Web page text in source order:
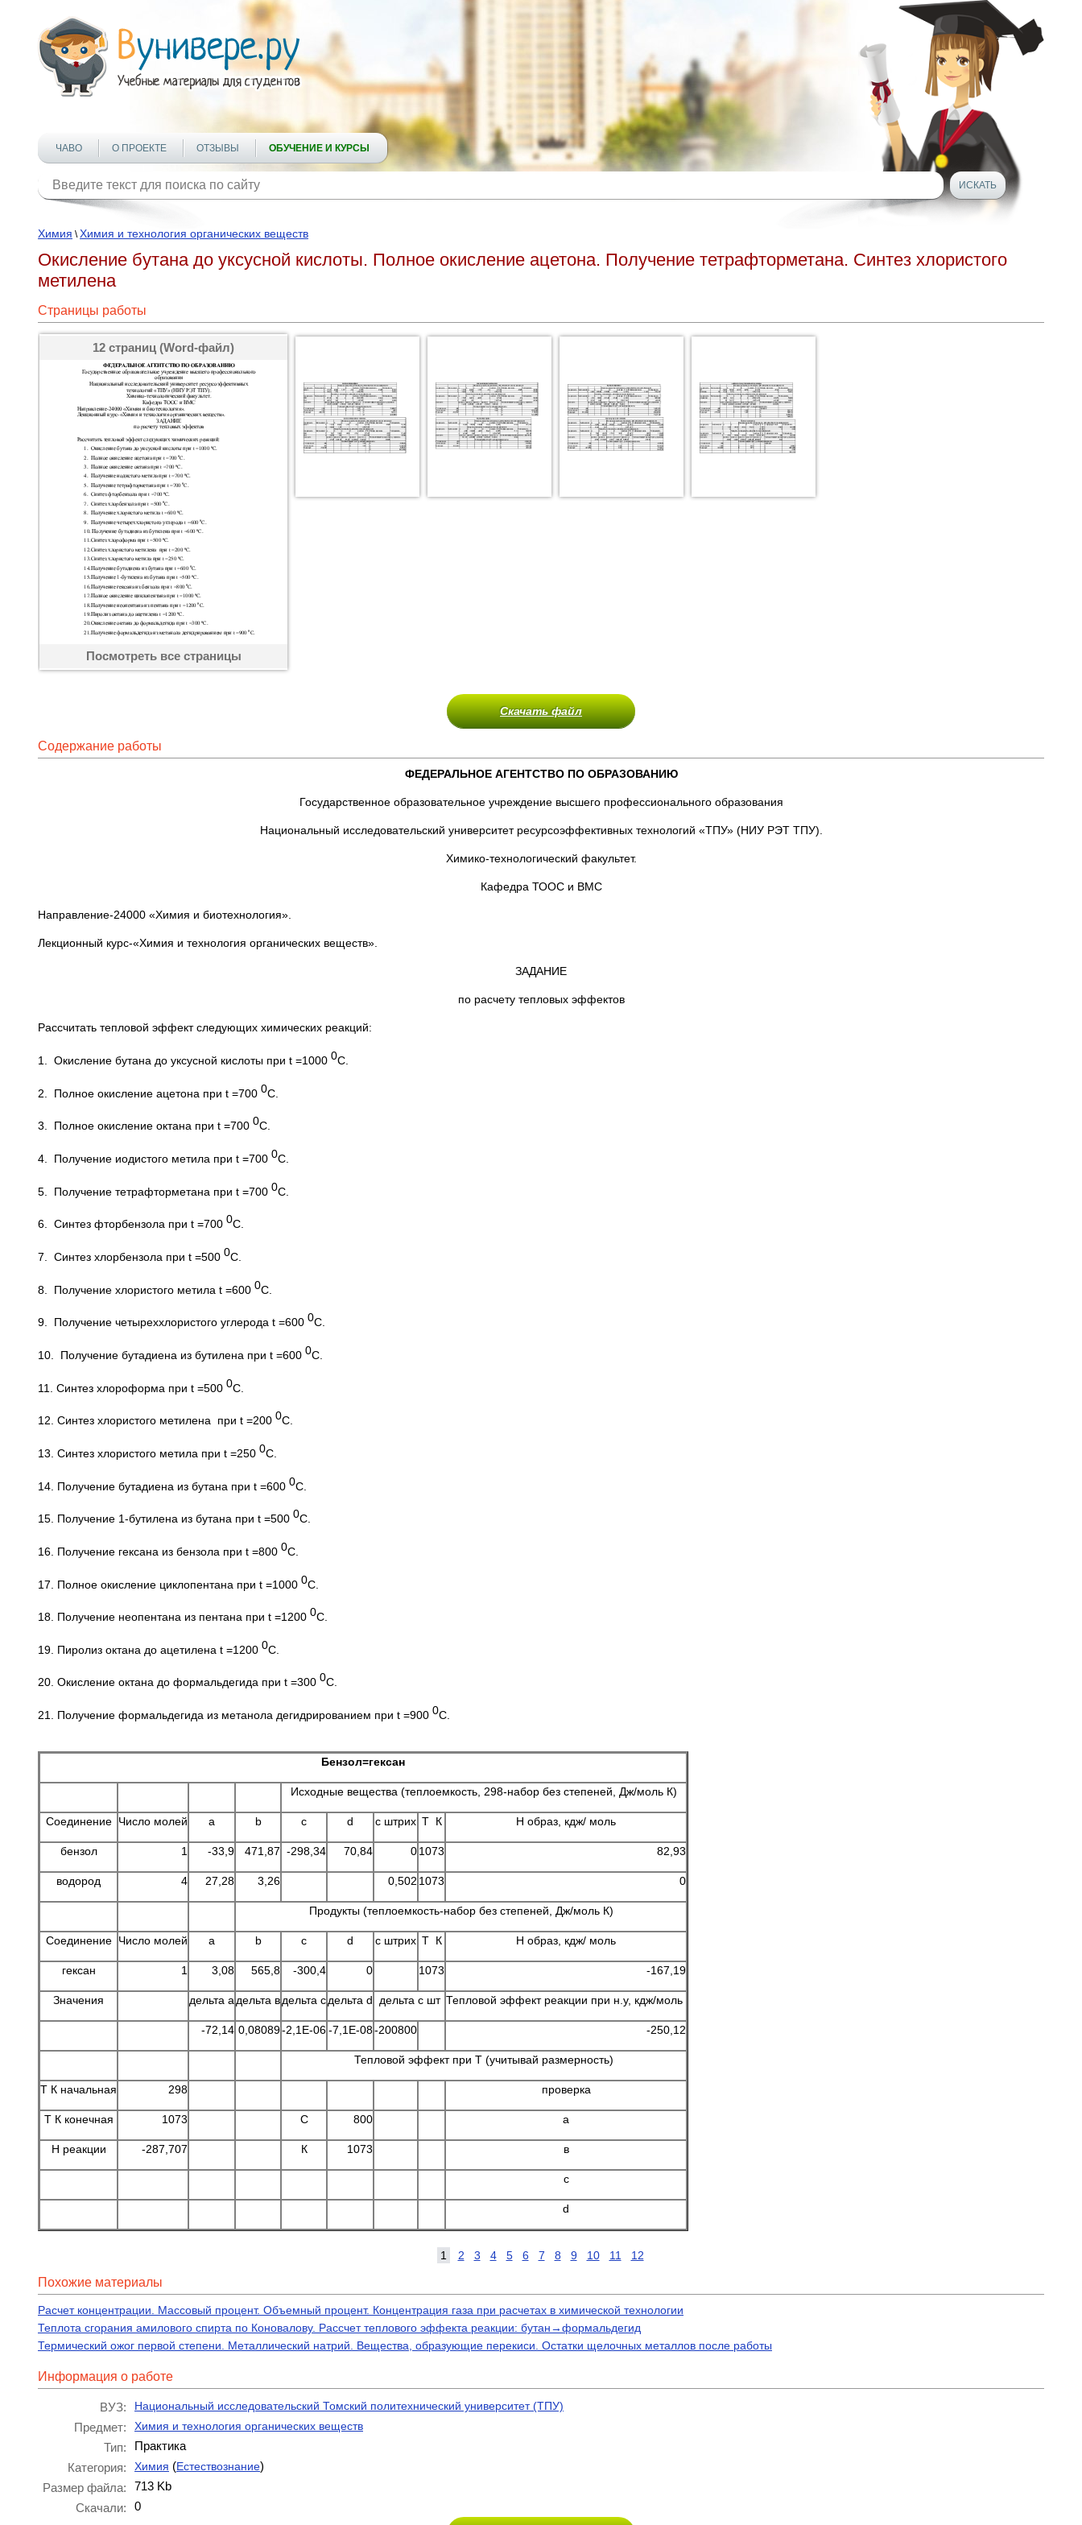
ЧАВО О ПРОЕКТЕ ОТЗЫВЫ ОБУЧЕНИЕ И КУРСЫ
Химия \Химия и технология органических веществ
Окисление бутана до уксусной кислоты. Полное окисление ацетона. Получение тетрафторметана. Синтез хлористого
метилена
Страницы работы
12 страниц (Word-файл)
Посмотреть все страницы
Скачать файл
Содержание работы
ФЕДЕРАЛЬНОЕ АГЕНТСТВО ПО ОБРАЗОВАНИЮ
Государственное образовательное учреждение высшего профессионального образования
Национальный исследовательский университет ресурсоэффективных технологий «ТПУ» (НИУ РЭТ ТПУ).
Химико-технологический факультет.
Кафедра ТООС и ВМС
Направление-24000 «Химия и биотехнология».
Лекционный курс-«Химия и технология органических веществ».
ЗАДАНИЕ
по расчету тепловых эффектов
Рассчитать тепловой эффект следующих химических реакций:
1. Окисление бутана до уксусной кислоты при t =1000 0C.
2. Полное окисление ацетона при t =700 0C.
3. Полное окисление октана при t =700 0C.
4. Получение иодистого метила при t =700 0C.
5. Получение тетрафторметана при t =700 0C.
6. Синтез фторбензола при t =700 0C.
7. Синтез хлорбензола при t =500 0C.
8. Получение хлористого метила t =600 0C.
9. Получение четыреххлористого углерода t =600 0C.
10. Получение бутадиена из бутилена при t =600 0C.
11. Синтез хлороформа при t =500 0C.
12. Синтез хлористого метилена при t =200 0C.
13. Синтез хлористого метила при t =250 0C.
14. Получение бутадиена из бутана при t =600 0C.
15. Получение 1-бутилена из бутана при t =500 0C.
16. Получение гексана из бензола при t =800 0C.
17. Полное окисление циклопентана при t =1000 0C.
18. Получение неопентана из пентана при t =1200 0C.
19. Пиролиз октана до ацетилена t =1200 0C.
20. Окисление октана до формальдегида при t =300 0C.
21. Получение формальдегида из метанола дегидрированием при t =900 0C.
Бензол=гексан
Исходные вещества (теплоемкость, 298-набор без степеней, Дж/моль К)
Соединение Число молей а b c d c штрих Т К Н образ, кдж/ моль
бензол 1 -33,9 471,87 -298,34 70,84 01073 82,93
водород 4 27,28 3,26 0,502 1073 0
Продукты (теплоемкость-набор без степеней, Дж/моль К)
Соединение Число молей а b c d c штрих Т К Н образ, кдж/ моль
гексан 1 3,08 565,8 -300,4 0 1073 -167,19
Значения дельта а дельта вдельта сдельта d дельта с шт Тепловой эффект реакции при н.у, кдж/моль
-72,14 0,08089-2,1E-06-7,1E-08-200800 -250,12
Тепловой эффект при Т (учитывай размерность)
Т К начальная 298 проверка
Т К конечная 1073 С 800 а
Н реакции -287,707 К 1073 в
с
d
1 2 3 4 5 6 7 8 9 10 11 12
Похожие материалы
Расчет концентрации. Массовый процент. Объемный процент. Концентрация газа при расчетах в химической технологии
Теплота сгорания амилового спирта по Коновалову. Рассчет теплового эффекта реакции: бутан→формальдегид
Термический ожог первой степени. Металлический натрий. Вещества, образующие перекиси. Остатки щелочных металлов после работы
Информация о работе
ВУЗ: Национальный исследовательский Томский политехнический университет (ТПУ)
Предмет: Химия и технология органических веществ
Тип:
Практика
Категория:
Химия (Естествознание)
Размер файла:
713 Kb
Скачали:
0